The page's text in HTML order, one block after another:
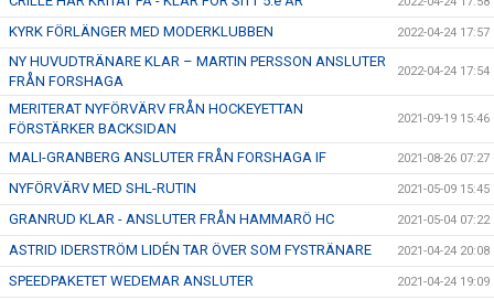
KYRK FÖRLÄNGER MED MODERKLUBBEN 2022-04-24 17:57
NY HUVUDTRÄNARE KLAR – MARTIN PERSSON ANSLUTER
FRÅN FORSHAGA
2022-04-24 17:54
MERITERAT NYFÖRVÄRV FRÅN HOCKEYETTAN
FÖRSTÄRKER BACKSIDAN
2021-09-19 15:46
MALI-GRANBERG ANSLUTER FRÅN FORSHAGA IF 2021-08-26 07:27
NYFÖRVÄRV MED SHL-RUTIN 2021-05-09 15:45
GRANRUD KLAR - ANSLUTER FRÅN HAMMARÖ HC 2021-05-04 07:22
ASTRID IDERSTRÖM LIDÉN TAR ÖVER SOM FYSTRÄNARE 2021-04-24 20:08
SPEEDPAKETET WEDEMAR ANSLUTER 2021-04-24 19:09